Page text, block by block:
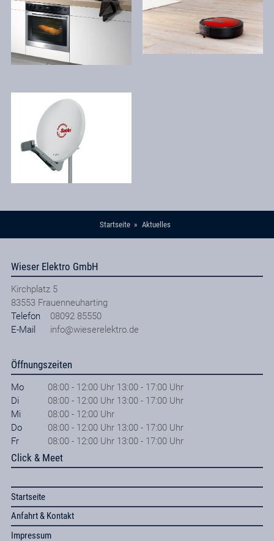
Startseite Aktuelles
Wieser Elektro GmbH
Kirchplatz 5
83553 Frauenneuharting
Telefon
08092 85550
E-Mail
info@wieserelektro.de
Öffnungszeiten
Mo
08:00 - 12:00 Uhr 13:00 - 17:00 Uhr
Di
08:00 - 12:00 Uhr 13:00 - 17:00 Uhr
Mi
08:00 - 12:00 Uhr
Do
08:00 - 12:00 Uhr 13:00 - 17:00 Uhr
Fr
08:00 - 12:00 Uhr 13:00 - 17:00 Uhr
Click & Meet
Startseite
Anfahrt & Kontakt
Impressum